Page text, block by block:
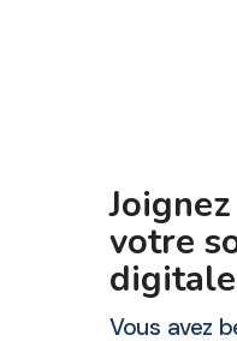
votre
Vous avez